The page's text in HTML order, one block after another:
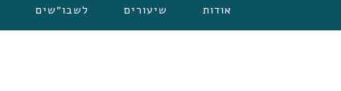
אודות שיעורים לשבו״שים